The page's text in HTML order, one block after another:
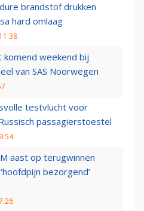
brandstof drukken
hard omlaag
komend weekend bij
van SAS Noorwegen
testvlucht voor
passagierstoestel
aast op terugwinnen
bezorgend’